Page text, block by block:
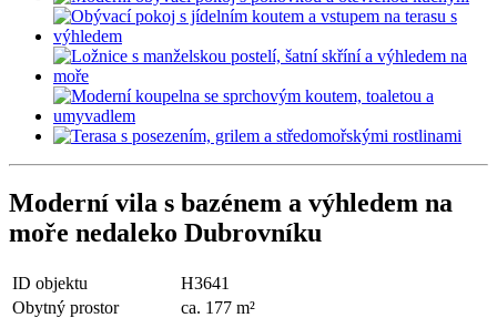
Moderní vila s bazénem a výhledem na
moře nedaleko Dubrovníku
ID objektu
H3641
Obytný prostor
ca. 177 m²